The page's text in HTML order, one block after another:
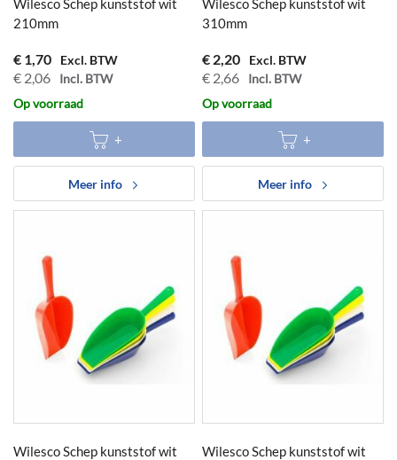
Wilesco Schep kunststof wit
210mm
€ 2,06
€ 1,70
Meer info
Op voorraad
Wilesco Schep kunststof wit
310mm
€ 2,66
€ 2,20
Meer info
Op voorraad
Wilesco Schep kunststof wit
Wilesco Schep kunststof wit